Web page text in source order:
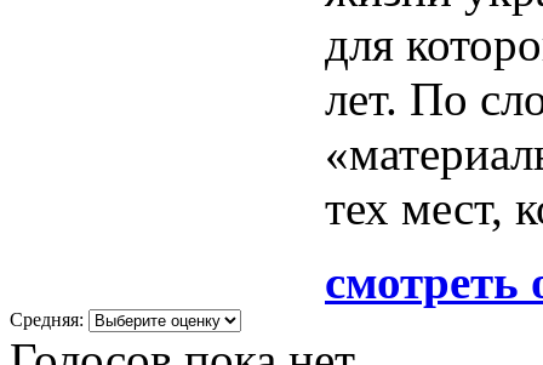
для
лет. По
тех мест,
смотреть
Средняя: